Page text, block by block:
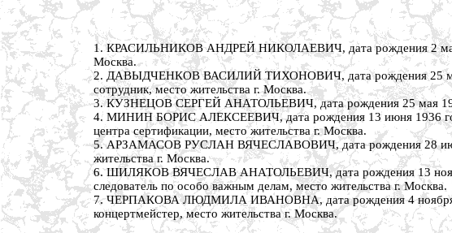
1. КРАСИЛЬНИКОВ АНДРЕЙ НИКОЛАЕВИЧ, дата рождения 2 мая
Москва.
2. ДАВЫДЧЕНКОВ ВАСИЛИЙ ТИХОНОВИЧ, дата рождения 25 марта
сотрудник, место жительства г. Москва.
3. КУЗНЕЦОВ СЕРГЕЙ АНАТОЛЬЕВИЧ, дата рождения 25 мая 1958
4. МИНИН БОРИС АЛЕКСЕЕВИЧ, дата рождения 13 июня 1936 года,
центра сертификации, место жительства г. Москва.
5. АРЗАМАСОВ РУСЛАН ВЯЧЕСЛАВОВИЧ, дата рождения 28 июля
жительства г. Москва.
6. ШИЛЯКОВ ВЯЧЕСЛАВ АНАТОЛЬЕВИЧ, дата рождения 13 ноября
следователь по особо важным делам, место жительства г. Москва.
7. ЧЕРПАКОВА ЛЮДМИЛА ИВАНОВНА, дата рождения 4 ноября
концертмейстер, место жительства г. Москва.